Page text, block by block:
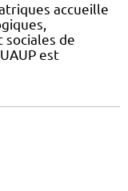
accueille
sociales de
est